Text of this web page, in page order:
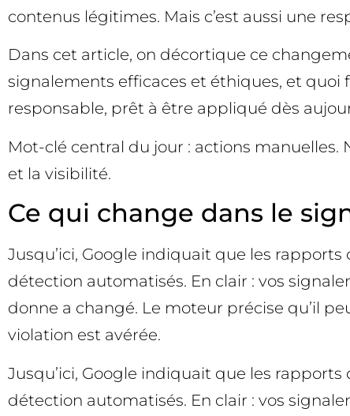
contenus légitimes. Mais c’est aussi une
Dans cet article, on décortique ce
signalements efficaces et éthiques, et
responsable, prêt à être appliqué dès
Mot-clé central du jour : actions
et la visibilité.
Ce qui change dans le
Jusqu’ici, Google indiquait que les
détection automatisés. En clair : vos
donne a changé. Le moteur précise qu’il
violation est avérée.
Jusqu’ici, Google indiquait que les
détection automatisés. En clair : vos